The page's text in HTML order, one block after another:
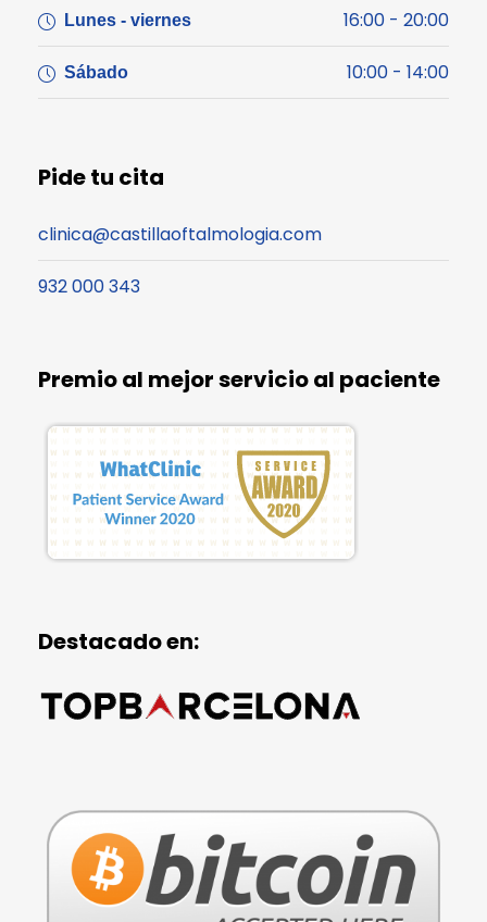
Lunes - viernes 16:00 - 20:00
Sábado 10:00 - 14:00
Pide tu cita
clinica@castillaoftalmologia.com
932 000 343
Premio al mejor servicio al paciente
Destacado en: